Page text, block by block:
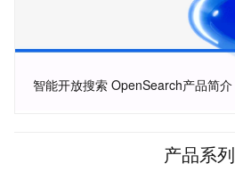
智能开放搜索 OpenSearch产品简介
产品系列